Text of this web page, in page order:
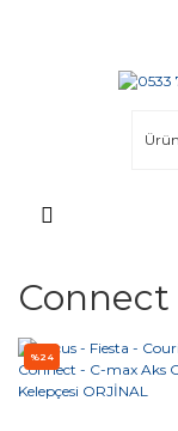
Connect
%24